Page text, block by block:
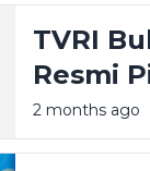
TVRI
Resmi
Kafe
2 months ago